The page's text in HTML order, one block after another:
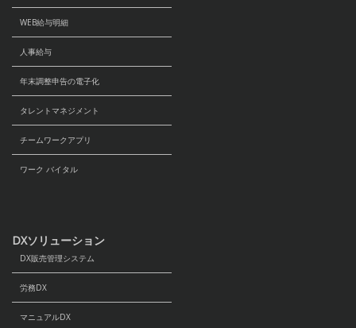
WEB給与明細
人事給与
年末調整申告の電子化
タレントマネジメント
チームワークアプリ
ワーク バイタル
DXソリューション
DX販売管理システム
労務DX
マニュアルDX